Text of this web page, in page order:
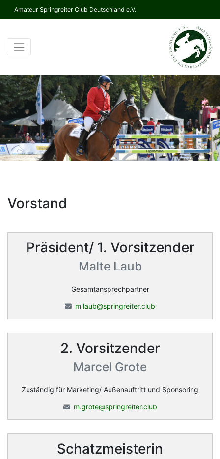
Amateur Springreiter Club Deutschland e.V.
Vorstand
Präsident/ 1. Vorsitzender
Malte Laub
Gesamtansprechpartner
m.laub@springreiter.club
2. Vorsitzender
Marcel Grote
Zuständig für Marketing/ Außenauftritt und Sponsoring
m.grote@springreiter.club
Schatzmeisterin